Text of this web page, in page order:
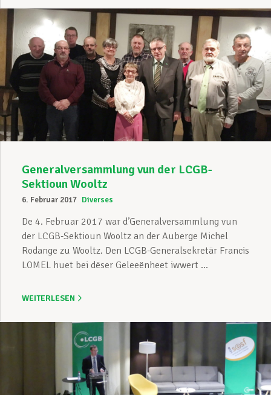
Generalversammlung vun der LCGB-
Sektioun Wooltz
6. Februar 2017 Diverses
De 4. Februar 2017 war d’Generalversammlung vun
der LCGB-Sektioun Wooltz an der Auberge Michel
Rodange zu Wooltz. Den LCGB-Generalsekretär Francis
LOMEL huet bei dëser Geleeënheet iwwert ...
WEITERLESEN